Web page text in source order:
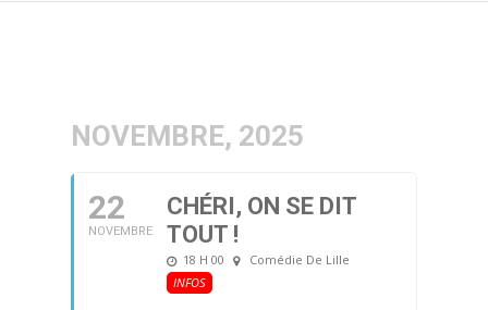
NOVEMBRE, 2025
22
NOVEMBRE
CHÉRI, ON SE DIT
TOUT !
18 H 00
Comédie De Lille
INFOS